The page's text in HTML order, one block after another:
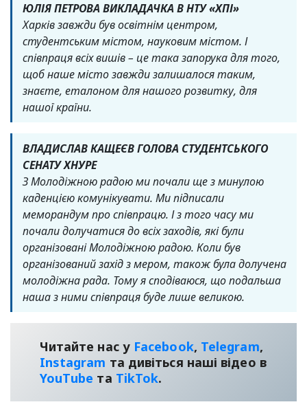
ЮЛІЯ ПЕТРОВА ВИКЛАДАЧКА В НТУ «ХПІ»
Харків завжди був освітнім центром,
студентським містом, науковим містом. І
співпраця всіх вишів – це така запорука для того,
щоб наше місто завжди залишалося таким,
знаєте, еталоном для нашого розвитку, для
нашої країни.
ВЛАДИСЛАВ КАЩЕЄВ ГОЛОВА СТУДЕНТСЬКОГО
СЕНАТУ ХНУРЕ
З Молодіжною радою ми почали ще з минулою
каденцією комунікувати. Ми підписали
меморандум про співпрацю. І з того часу ми
почали долучатися до всіх заходів, які були
організовані Молодіжною радою. Коли був
організований захід з мером, також була долучена
молодіжна рада. Тому я сподіваюся, що подальша
наша з ними співпраця буде лише великою.
Читайте нас у Facebook, Telegram,
Instagram та дивіться наші відео в
YouТube та TikTok.